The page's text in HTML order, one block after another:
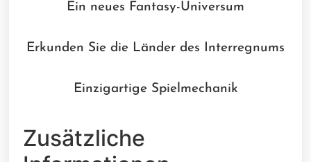
Ein neues Fantasy-Universum
Erkunden Sie die Länder des Interregnums
Einzigartige Spielmechanik
Zusätzliche